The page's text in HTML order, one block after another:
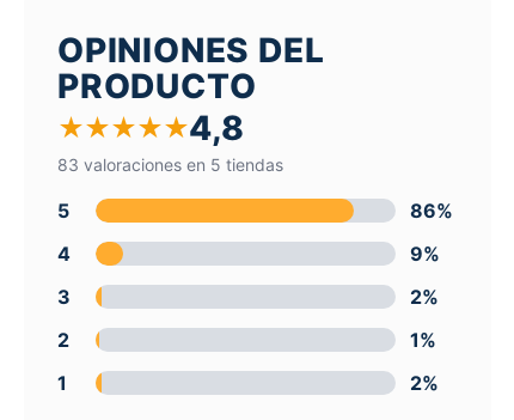
OPINIONES DEL
PRODUCTO
★★★★★4,8
83 valoraciones en 5 tiendas
5
86%
4
9%
3
2%
2
1%
1
2%